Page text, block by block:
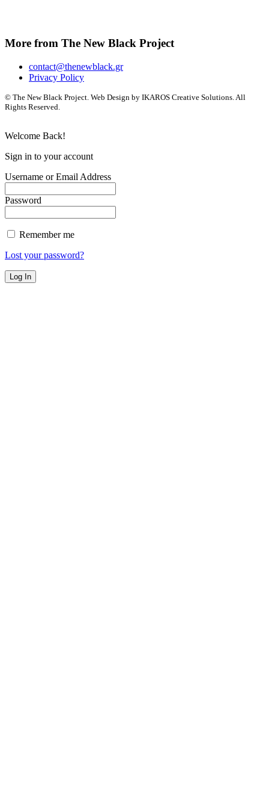
More from The New Black Project
contact@thenewblack.gr
Privacy Policy
© The New Black Project. Web Design by IKAROS Creative Solutions. All
Rights Reserved.
Welcome Back!
Sign in to your account
Username or Email Address
Password
Remember me
Lost your password?